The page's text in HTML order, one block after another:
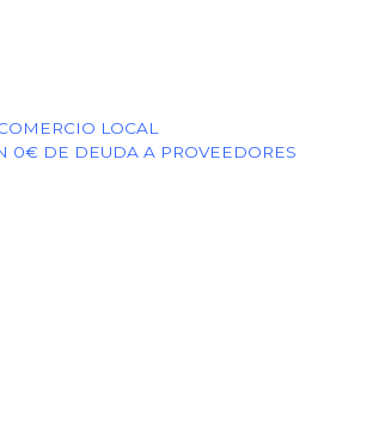
LOCAL
0€ DE DEUDA A PROVEEDORES